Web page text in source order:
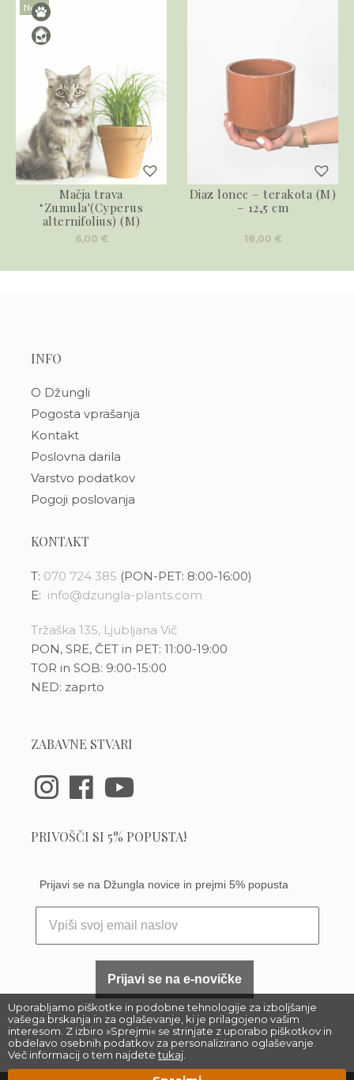
Uporabljamo piškotke in podobne tehnologije za izboljšanje
vašega brskanja in za oglaševanje, ki je prilagojeno vašim
interesom. Z izbiro »Sprejmi« se strinjate z uporabo piškotkov in
obdelavo osebnih podatkov za personalizirano oglaševanje.
Več informacij o tem najdetetukaj
Novo
Mačja trava
‘Zumula'(Cyperus
alternifolius) (M)
6,00 €
Diaz lonec – terakota (M)
– 12,5 cm
18,00 €
INFO
O Džungli
Pogosta vprašanja
Kontakt
Poslovna darila
Varstvo podatkov
Pogoji poslovanja
KONTAKT
T: 070 724 385 (PON-PET: 8:00-16:00)
E: info@dzungla-plants.com
Tržaška 135, Ljubljana Vič
PON, SRE, ČET in PET: 11:00-19:00
TOR in SOB: 9:00-15:00
NED: zaprto
ZABAVNE STVARI
PRIVOŠČI SI 5% POPUSTA!
Prijavi se na Džungla novice in prejmi 5% popusta
Prijavi se na e-novičke